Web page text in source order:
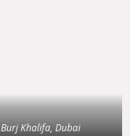
Burj Khalifa, Dubai